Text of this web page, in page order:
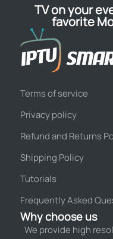
TV on your
favorite
Terms of service
Privacy policy
Refund and Returns
Shipping Policy
Tutorials
Frequently Asked
Why choose us
We provide high